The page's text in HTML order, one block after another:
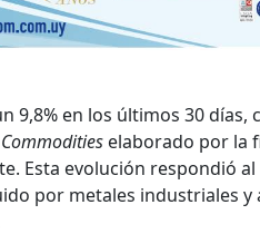
9,8% en los últimos 30
Commodities elaborado por la
Esta evolución respondió
por metales industriales y